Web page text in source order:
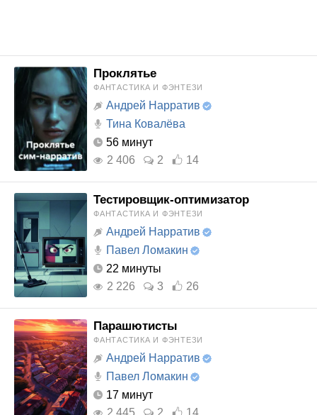
Проклятье
ФАНТАСТИКА И ФЭНТЕЗИ
Андрей Нарратив
Тина Ковалёва
56 минут
2 406
2 14
Тестировщик-оптимизатор
ФАНТАСТИКА И ФЭНТЕЗИ
Андрей Нарратив
Павел Ломакин
22 минуты
2 226
3 26
Парашютисты
ФАНТАСТИКА И ФЭНТЕЗИ
Андрей Нарратив
Павел Ломакин
17 минут
2 445
2 14